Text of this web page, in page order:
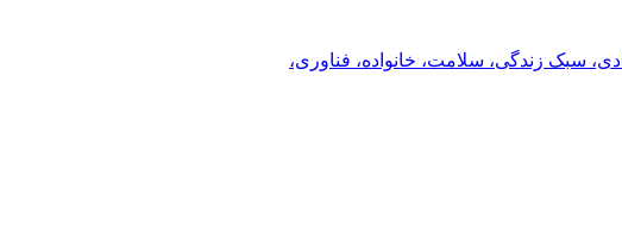
سبک زندگی، سلامت، خانواده، فناوری،